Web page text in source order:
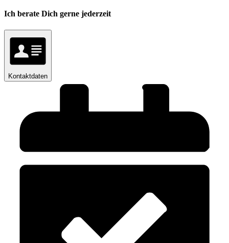
Ich berate Dich gerne jederzeit
Kontaktdaten